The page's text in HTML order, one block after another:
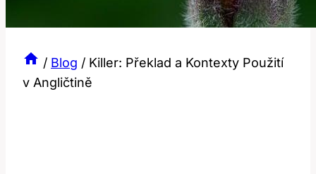
/ Blog / Killer: Překlad a Kontexty Použití
v Angličtině